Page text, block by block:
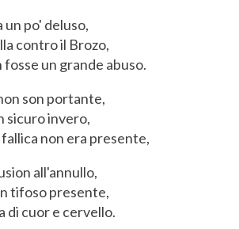
po' deluso,
contro il Brozo,
fosse un grande abuso.
son portante,
sicuro invero,
non era presente,
all'annullo,
tifoso presente,
di cuor e cervello.